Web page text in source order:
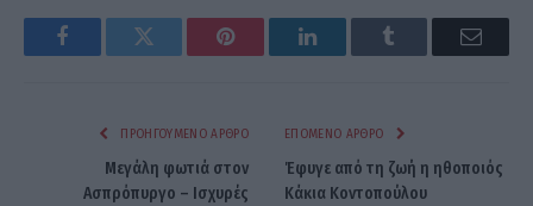
FacebookTwitter Pinterest LinkedInTumblr Email
ΠΡΟΗΓΟΎΜΕΝΟ ΆΡΘΡΟ
Μεγάλη φωτιά στον
Ασπρόπυργο – Ισχυρές
ΕΠΌΜΕΝΟ ΆΡΘΡΟ
Έφυγε από τη ζωή η ηθοποιός
Κάκια Κοντοπούλου